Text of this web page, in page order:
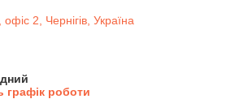
2, Чернігів, Україна
графік роботи